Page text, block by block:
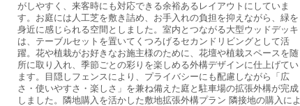
がしやすく、来客時にも対応できる余裕あるレイアウトにしていま
す。お庭には人工芝を敷き詰め、お手入れの負担を抑えながら、緑を
身近に感じられる空間としました。室内とつながる大型ウッドデッキ
は、テーブルセットを置いてくつろげるセカンドリビングとして活
躍。花や植栽がお好きなお施主様のために、花壇や植栽スペースを随
所に取り入れ、季節ごとの彩りを楽しめる外構デザインに仕上げてい
ます。目隠しフェンスにより、プライバシーにも配慮しながら「広
さ・使いやすさ・楽しさ」を兼ね備えた庭と駐車場の拡張外構が完成
しました。隣地購入を活かした敷地拡張外構プラン 隣接地の購入によ